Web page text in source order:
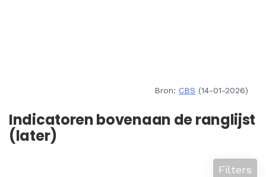
Bron: CBS (14-01-2026)
Indicatoren bovenaan de ranglijst
(later)
Filters